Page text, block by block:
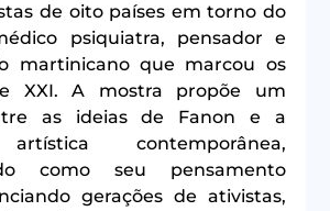
de oito países em torno do
psiquiatra, pensador e
martinicano que marcou os
XXI. A mostra propõe um
as ideias de Fanon e a
contemporânea,
como seu pensamento
gerações de ativistas,